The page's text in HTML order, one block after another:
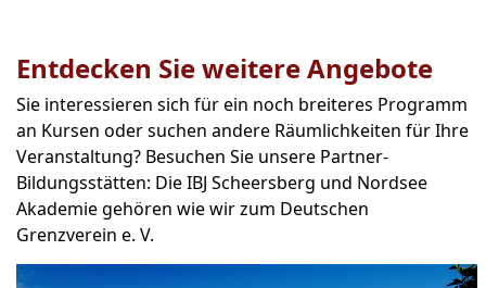
Entdecken Sie weitere Angebote
Sie interessieren sich für ein noch breiteres Programm
an Kursen oder suchen andere Räumlichkeiten für Ihre
Veranstaltung? Besuchen Sie unsere Partner-
Bildungsstätten: Die IBJ Scheersberg und Nordsee
Akademie gehören wie wir zum Deutschen
Grenzverein e. V.